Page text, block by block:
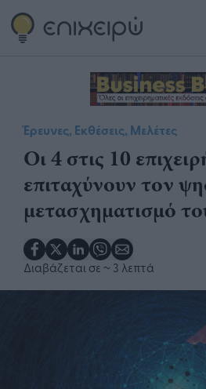
Έρευνες, Εκθέσεις, Μελέτες
Οι 4 στις 10
επιταχύνουν τον
μετασχηματισμό
Διαβάζεται σε ~ 3 λεπτά